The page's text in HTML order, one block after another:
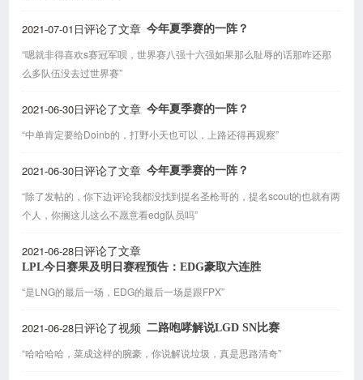
2021-07-01日评论了文章 今年夏季赛的一阵？
“嗯就非得喜欢s赛冠军呗，世界赛八强十六强如果那么耻辱的话那咋还那
么多队伍没去过世界赛”
2021-06-30日评论了文章 今年夏季赛的一阵？
“中单肯定要给Doinb的，打野小天也可以，上路还得再观察”
2021-06-30日评论了文章 今年夏季赛的一阵？
“除了发帖的，你下边评论我都没找到提名圣枪哥的，提名scout的也就有两
个人，你搁这儿这么不愿意看edg队员吗”
2021-06-28日评论了文章
LPL今日赛果及明日赛程预告：EDG豪取六连胜
“是LNG的最后一场，EDG的最后一场是跟FPX”
2021-06-28日评论了视频 二路咆哮解说LGD SN比赛
“哈哈哈哈，菜成这样的腕豪，你说解说垃圾，真是思路清奇”